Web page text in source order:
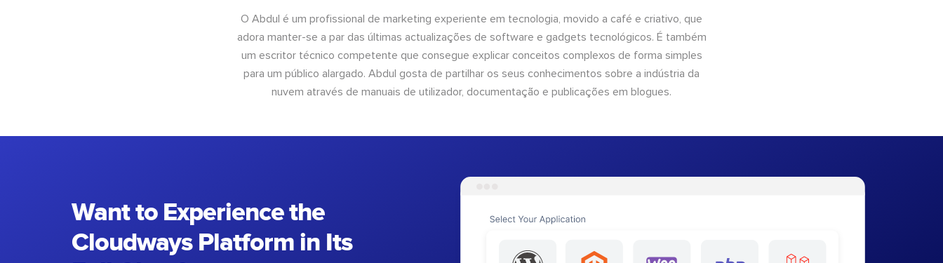
O Abdul é um profissional de marketing experiente em tecnologia, movido a café e criativo, que
adora manter-se a par das últimas actualizações de software e gadgets tecnológicos. É também
um escritor técnico competente que consegue explicar conceitos complexos de forma simples
para um público alargado. Abdul gosta de partilhar os seus conhecimentos sobre a indústria da
nuvem através de manuais de utilizador, documentação e publicações em blogues.
Want to Experience the
Cloudways Platform in Its